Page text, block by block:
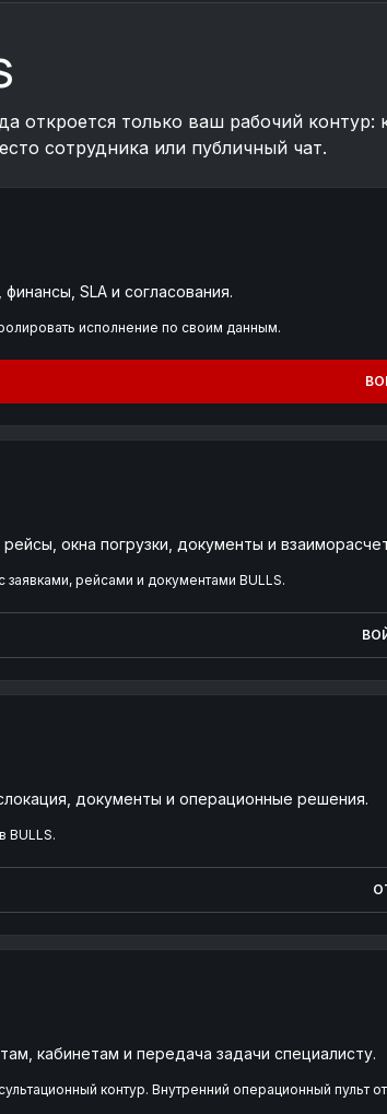
откроется только ваш рабочий контур:
сотрудника или публичный чат.
SLA и согласования.
исполнение по своим данным.
окна погрузки, документы и
рейсами и документами BULLS.
документы и операционные решения.
BULLS.
кабинетам и передача задачи специалисту.
контур. Внутренний операционный пульт